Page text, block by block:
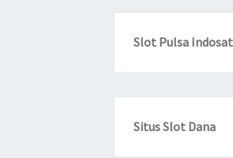
Slot Pulsa Indosat
Situs Slot Dana